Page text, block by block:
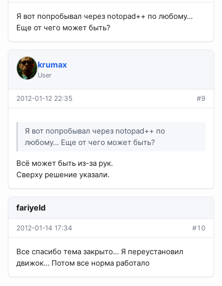
Я вот попробывал через notopad++ по любому...
Еще от чего может быть?
krumax
User
2012-01-12 22:35 #9
Я вот попробывал через notopad++ по
любому... Еще от чего может быть?
Всё может быть из-за рук.
Сверху решение указали.
fariyeld
2012-01-14 17:34 #10
Все спасибо тема закрыто... Я переустановил
движок... Потом все норма работало